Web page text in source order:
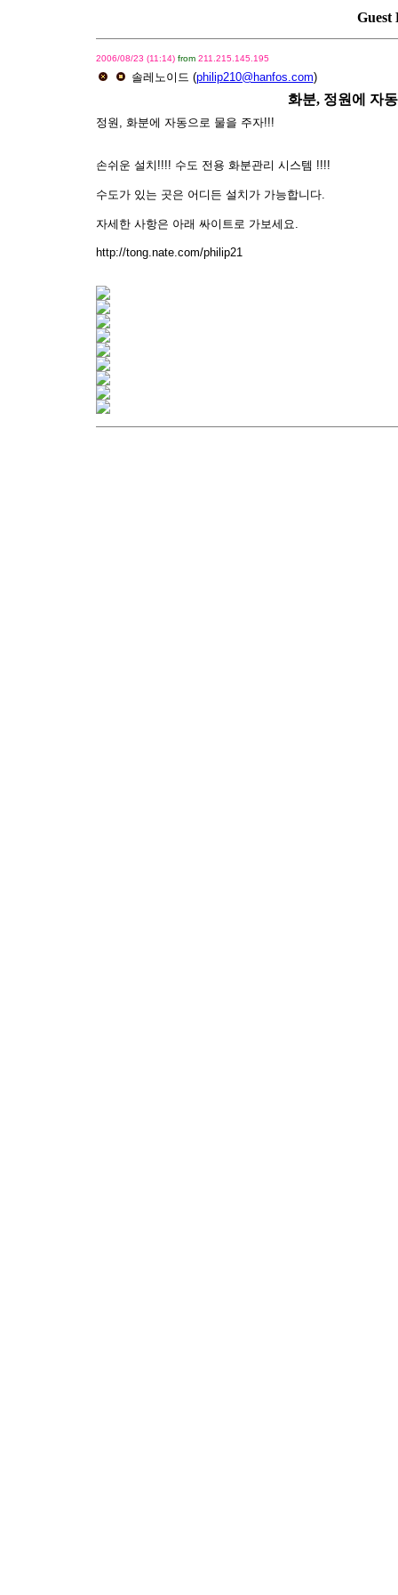
Guest
2006/08/23 (11:14)from 211.215.145.195
솔레노이드 (philip210@hanfos.com)
화분, 정원에 자
정원, 화분에 자동으로 물을 주자!!!
손쉬운 설치!!!! 수도 전용 화분관리 시스템 !!!!
수도가 있는 곳은 어디든 설치가 가능합니다.
자세한 사항은 아래 싸이트로 가보세요.
http://tong.nate.com/philip21